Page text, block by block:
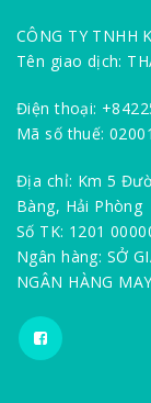
CÔNG TY TNHH
Tên giao dịch:
Điện thoại:
Mã số thuế:
Địa chỉ: Km 5
Bàng, Hải Phòng
Số TK: 1201
Ngân hàng: SỞ
NGÂN HÀNG